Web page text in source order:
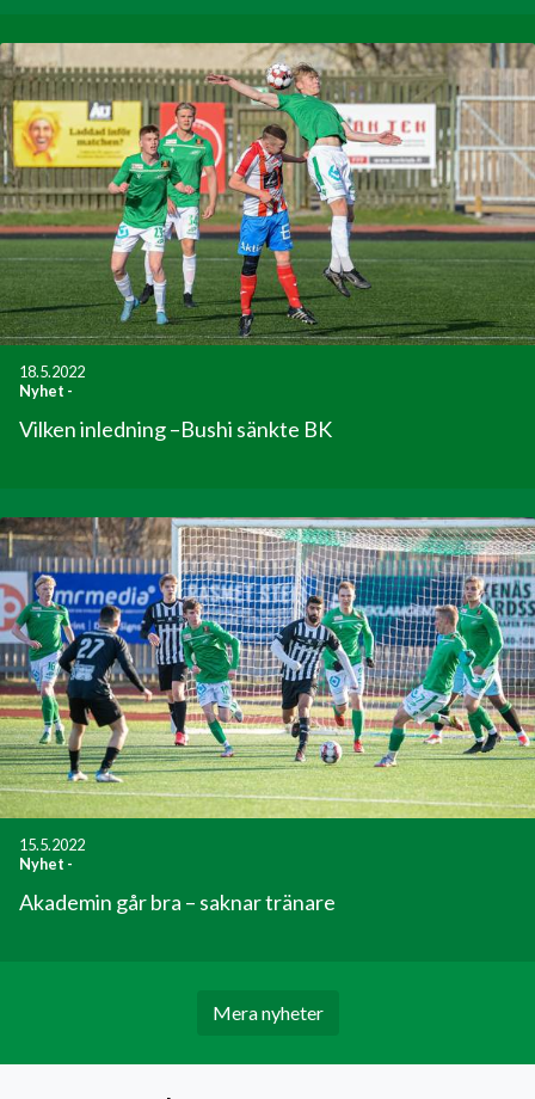
18.5.2022
Nyhet -
Vilken inledning –Bushi sänkte BK
15.5.2022
Nyhet -
Akademin går bra – saknar tränare
Mera nyheter